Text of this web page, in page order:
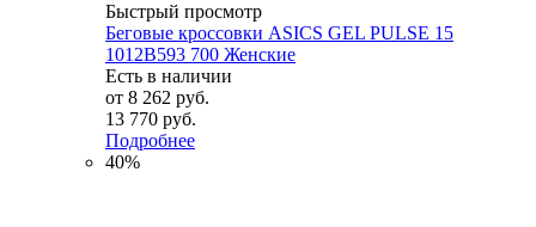
Быстрый просмотр
Беговые кроссовки ASICS GEL PULSE 15
1012B593 700 Женские
Есть в наличии
от 8 262 руб.
13 770 руб.
Подробнее
40%